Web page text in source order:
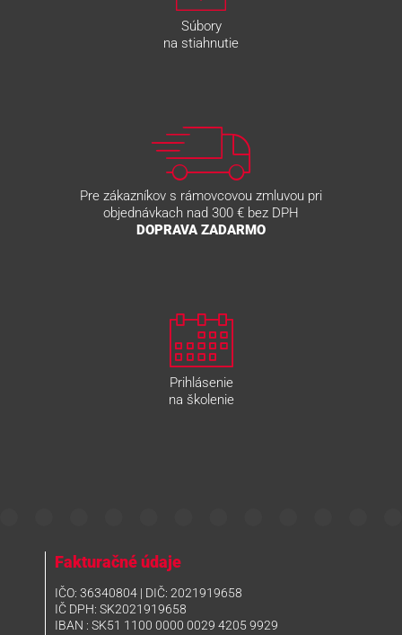
Súbory
na stiahnutie
Pre zákazníkov s rámovcovou zmluvou pri
objednávkach nad 300 € bez DPH
DOPRAVA ZADARMO
Prihlásenie
na školenie
Fakturačné údaje
IČO: 36340804 | DIČ: 2021919658
IČ DPH: SK2021919658
IBAN : SK51 1100 0000 0029 4205 9929